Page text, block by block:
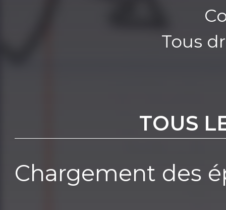
Tous
TOUS
Chargement des